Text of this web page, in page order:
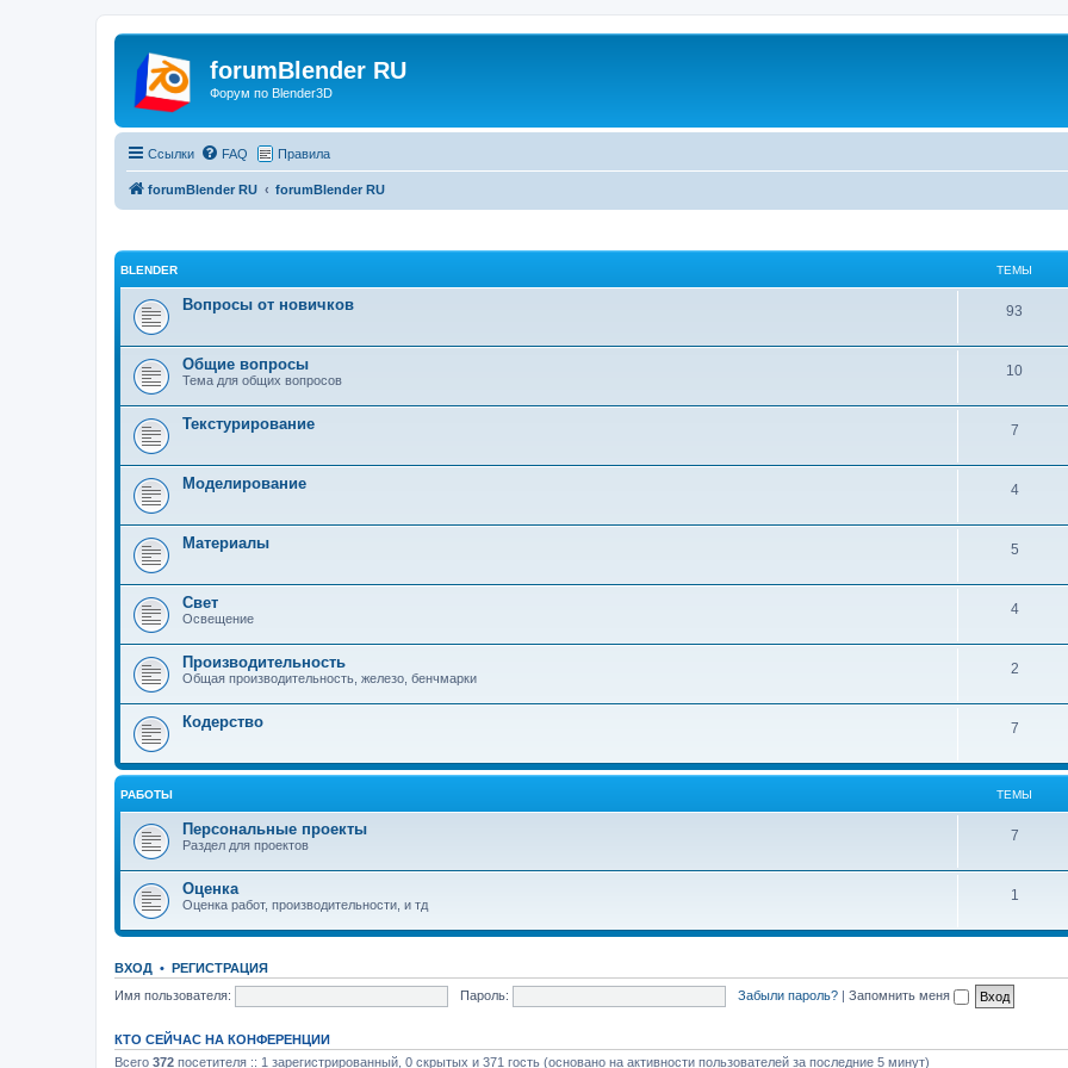
forumBlender RU
Форум по Blender3D
Ссылки FAQ Правила
forumBlender RU forumBlender RU
BLENDER ТЕМЫ
Вопросы от новичков 93
Общие вопросы
Тема для общих вопросов
10
Текстурирование 7
Моделирование 4
Материалы 5
Свет
Освещение
4
Производительность
Общая производительность, железо, бенчмарки
2
Кодерство 7
РАБОТЫ ТЕМЫ
Персональные проекты
Раздел для проектов
7
Оценка
Оценка работ, производительности, и тд
1
ВХОД • РЕГИСТРАЦИЯ
Имя пользователя:
Пароль: Забыли пароль? | Запомнить меня
КТО СЕЙЧАС НА КОНФЕРЕНЦИИ
Всего 372 посетителя :: 1 зарегистрированный, 0 скрытых и 371 гость (основано на активности пользователей за последние 5 минут)